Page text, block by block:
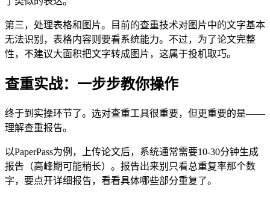
第三，处理表格和图片。目前的查重技术对图片中的文字基本
无法识别，表格内容则要看系统能力。不过，为了论文完整
性，不建议大面积把文字转成图片，这属于投机取巧。
查重实战：一步步教你操作
终于到实操环节了。选对查重工具很重要，但更重要的是——
理解查重报告。
以PaperPass为例，上传论文后，系统通常需要10-30分钟生成
报告（高峰期可能稍长）。报告出来别只看总重复率那个数
字，要点开详细报告，看看具体哪些部分重复了。